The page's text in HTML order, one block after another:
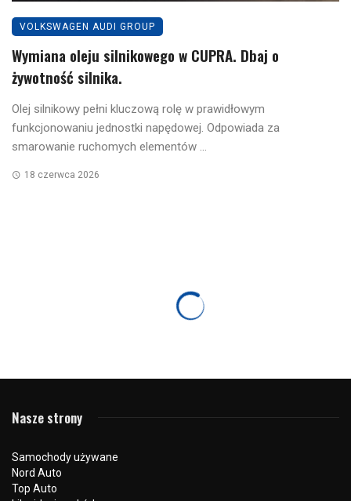
VOLKSWAGEN AUDI GROUP
Wymiana oleju silnikowego w CUPRA. Dbaj o
żywotność silnika.
Olej silnikowy pełni kluczową rolę w prawidłowym
funkcjonowaniu jednostki napędowej. Odpowiada za
smarowanie ruchomych elementów ...
18 czerwca 2026